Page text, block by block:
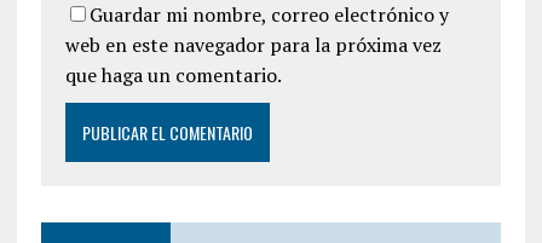
Guardar mi nombre, correo electrónico y
web en este navegador para la próxima vez
que haga un comentario.